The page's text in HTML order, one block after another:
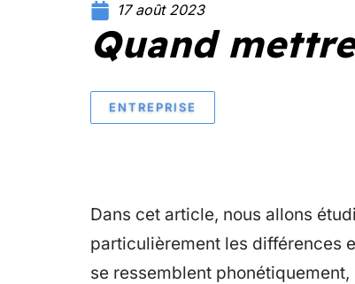
17 août 2023
Quand
ENTREPRISE
Dans cet article, nous allons
particulièrement les différences
se ressemblent